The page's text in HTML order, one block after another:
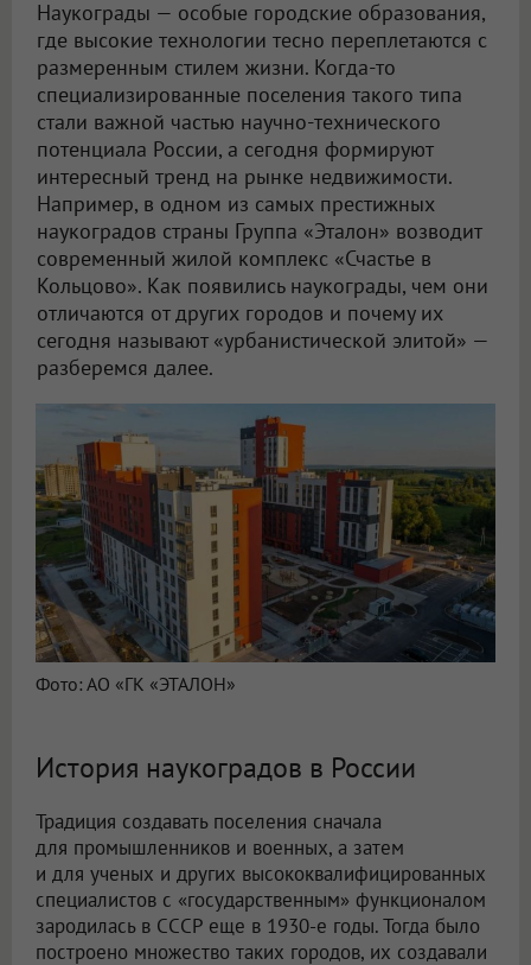
Наукограды — особые городские образования,
где высокие технологии тесно переплетаются с
размеренным стилем жизни. Когда-то
специализированные поселения такого типа
стали важной частью научно-технического
потенциала России, а сегодня формируют
интересный тренд на рынке недвижимости.
Например, в одном из самых престижных
наукоградов страны Группа «Эталон» возводит
современный жилой комплекс «Счастье в
Кольцово». Как появились наукограды, чем они
отличаются от других городов и почему их
сегодня называют «урбанистической элитой» —
разберемся далее.
Фото: АО «ГК «ЭТАЛОН»
История наукоградов в России
Традиция создавать поселения сначала
для промышленников и военных, а затем
и для ученых и других высококвалифицированных
специалистов с «государственным» функционалом
зародилась в СССР еще в 1930-е годы. Тогда было
построено множество таких городов, их создавали